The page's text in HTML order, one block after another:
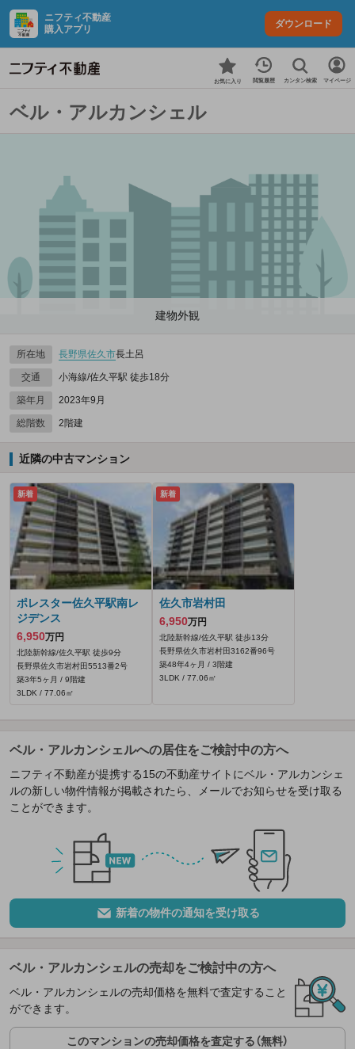
ニフティ不動産
購入アプリ
ダウンロード
お気に入り 閲覧履歴 カンタン検索 マイページ
ベル・アルカンシェル
建物外観
所在地 長野県佐久市長土呂
交通 小海線/佐久平駅 徒歩18分
築年月 2023年9月
総階数 2階建
近隣の中古マンション
新着
ポレスター佐久平駅南レ
ジデンス
6,950万円
北陸新幹線/佐久平駅 徒歩9分
長野県佐久市岩村田5513番2号
築3年5ヶ月 / 9階建
3LDK / 77.06㎡
新着
佐久市岩村田
6,950万円
北陸新幹線/佐久平駅 徒歩13分
長野県佐久市岩村田3162番96号
築48年4ヶ月 / 3階建
3LDK / 77.06㎡
ベル・アルカンシェルへの居住をご検討中の方へ
ニフティ不動産が提携する15の不動産サイトにベル・アルカンシェ
ルの新しい物件情報が掲載されたら、メールでお知らせを受け取る
ことができます。
新着の物件の通知を受け取る
ベル・アルカンシェルの売却をご検討中の方へ
ベル・アルカンシェルの売却価格を無料で査定すること
ができます。
このマンションの売却価格を査定する（無料）